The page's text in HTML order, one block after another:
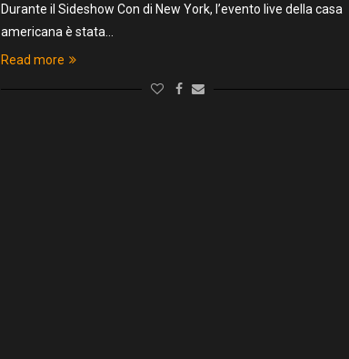
Durante il Sideshow Con di New York, l’evento live della casa
americana è stata…
Read more